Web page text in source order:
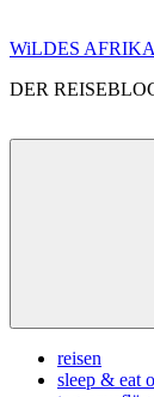
Zum
springen
WiLDES AFRIKA
DER
reisen
sleep & eat